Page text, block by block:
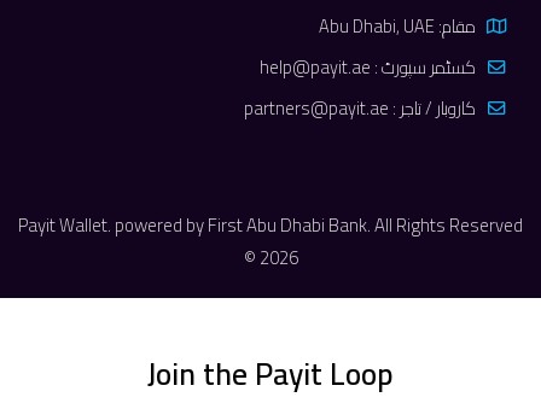
مقام: Abu Dhabi, UAE
کسٹمر سپورٹ :help@payit.ae
کاروبار / تاجر :partners@payit.ae
Payit Wallet. powered by First Abu Dhabi Bank. All Rights Reserved
© 2026
Join the Payit Loop